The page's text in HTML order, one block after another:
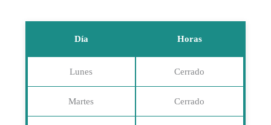
Día Horas
Lunes Cerrado
Martes Cerrado